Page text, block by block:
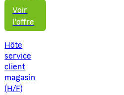
Voir
l'offre
Hôte
service
client
magasin
(H/F)